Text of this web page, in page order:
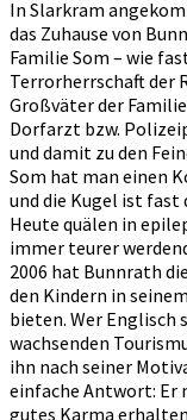
In Slarkram
das Zuhause von
Familie Som – wie
Terrorherrschaft der
Großväter der
Dorfarzt bzw.
und damit zu den
Som hat man einen
und die Kugel ist
Heute quälen in
immer teurer
2006 hat Bunnrath
den Kindern in
bieten. Wer Englisch
wachsenden
ihn nach seiner
einfache Antwort: Er
gutes Karma